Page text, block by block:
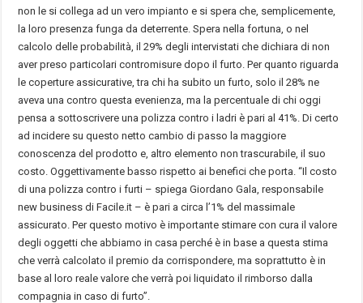
non le si collega ad un vero impianto e si spera che, semplicemente,
la loro presenza funga da deterrente. Spera nella fortuna, o nel
calcolo delle probabilità, il 29% degli intervistati che dichiara di non
aver preso particolari contromisure dopo il furto. Per quanto riguarda
le coperture assicurative, tra chi ha subito un furto, solo il 28% ne
aveva una contro questa evenienza, ma la percentuale di chi oggi
pensa a sottoscrivere una polizza contro i ladri è pari al 41%. Di certo
ad incidere su questo netto cambio di passo la maggiore
conoscenza del prodotto e, altro elemento non trascurabile, il suo
costo. Oggettivamente basso rispetto ai benefici che porta. “Il costo
di una polizza contro i furti – spiega Giordano Gala, responsabile
new business di Facile.it – è pari a circa l’1% del massimale
assicurato. Per questo motivo è importante stimare con cura il valore
degli oggetti che abbiamo in casa perché è in base a questa stima
che verrà calcolato il premio da corrispondere, ma soprattutto è in
base al loro reale valore che verrà poi liquidato il rimborso dalla
compagnia in caso di furto”.